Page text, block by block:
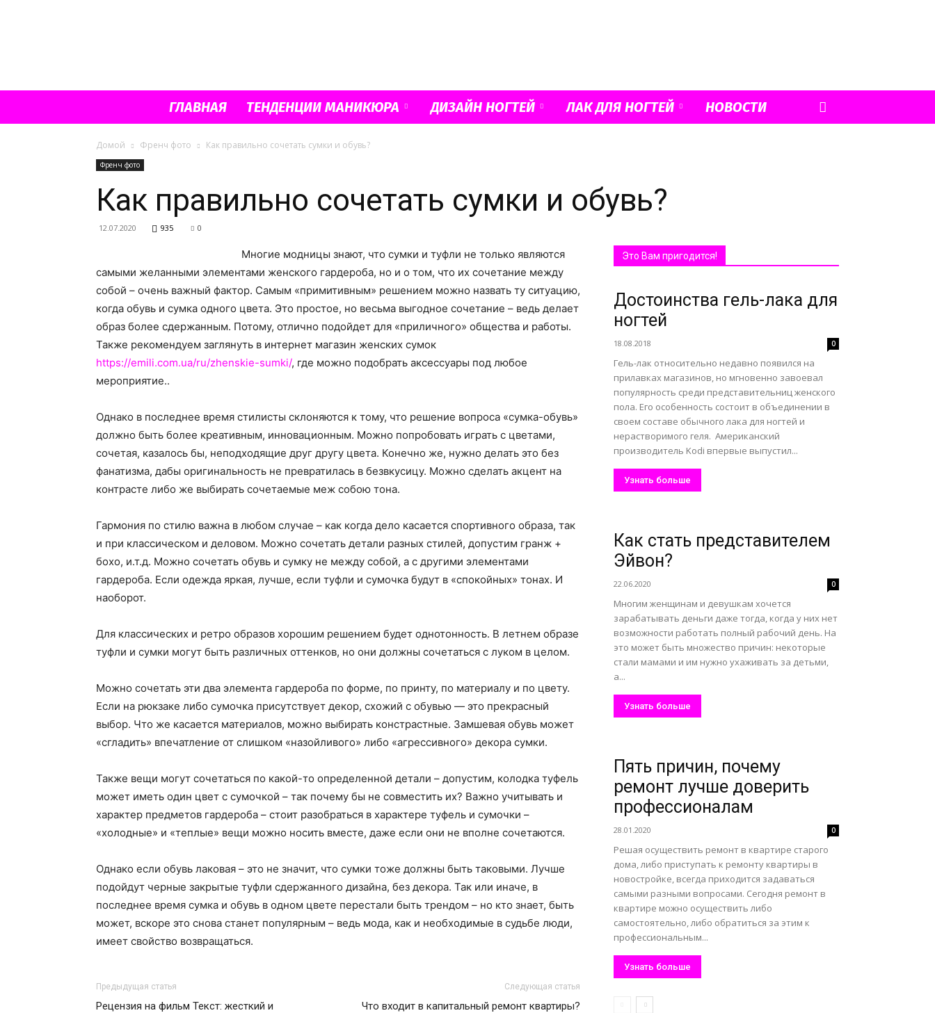
Французский
и
все
о
нем
ГЛАВНАЯ ТЕНДЕНЦИИ МАНИКЮРА ДИЗАЙН НОГТЕЙ ЛАК ДЛЯ НОГТЕЙ НОВОСТИ
Домой Френч фото Как правильно сочетать сумки и обувь?
Френч фото
Как правильно сочетать сумки и обувь?
12.07.2020 935 0
Многие модницы знают, что сумки и туфли не только являются
самыми желанными элементами женского гардероба, но и о том, что их сочетание между
собой – очень важный фактор. Самым «примитивным» решением можно назвать ту ситуацию,
когда обувь и сумка одного цвета. Это простое, но весьма выгодное сочетание – ведь делает
образ более сдержанным. Потому, отлично подойдет для «приличного» общества и работы.
Также рекомендуем заглянуть в интернет магазин женских сумок
https://emili.com.ua/ru/zhenskie-sumki/, где можно подобрать аксессуары под любое
мероприятие..
Однако в последнее время стилисты склоняются к тому, что решение вопроса «сумка-обувь»
должно быть более креативным, инновационным. Можно попробовать играть с цветами,
сочетая, казалось бы, неподходящие друг другу цвета. Конечно же, нужно делать это без
фанатизма, дабы оригинальность не превратилась в безвкусицу. Можно сделать акцент на
контрасте либо же выбирать сочетаемые меж собою тона.
Гармония по стилю важна в любом случае – как когда дело касается спортивного образа, так
и при классическом и деловом. Можно сочетать детали разных стилей, допустим гранж +
бохо, и.т.д. Можно сочетать обувь и сумку не между собой, а с другими элементами
гардероба. Если одежда яркая, лучше, если туфли и сумочка будут в «спокойных» тонах. И
наоборот.
Для классических и ретро образов хорошим решением будет однотонность. В летнем образе
туфли и сумки могут быть различных оттенков, но они должны сочетаться с луком в целом.
Можно сочетать эти два элемента гардероба по форме, по принту, по материалу и по цвету.
Если на рюкзаке либо сумочка присутствует декор, схожий с обувью — это прекрасный
выбор. Что же касается материалов, можно выбирать констрастные. Замшевая обувь может
«сгладить» впечатление от слишком «назойливого» либо «агрессивного» декора сумки.
Также вещи могут сочетаться по какой-то определенной детали – допустим, колодка туфель
может иметь один цвет с сумочкой – так почему бы не совместить их? Важно учитывать и
характер предметов гардероба – стоит разобраться в характере туфель и сумочки –
«холодные» и «теплые» вещи можно носить вместе, даже если они не вполне сочетаются.
Однако если обувь лаковая – это не значит, что сумки тоже должны быть таковыми. Лучше
подойдут черные закрытые туфли сдержанного дизайна, без декора. Так или иначе, в
последнее время сумка и обувь в одном цвете перестали быть трендом – но кто знает, быть
может, вскоре это снова станет популярным – ведь мода, как и необходимые в судьбе люди,
имеет свойство возвращаться.
Предыдущая статья
Рецензия на фильм Текст: жесткий и
Следующая статья
Что входит в капитальный ремонт квартиры?
Это Вам пригодится!
Достоинства гель-лака для
ногтей
18.08.2018 0
Гель-лак относительно недавно появился на
прилавках магазинов, но мгновенно завоевал
популярность среди представительниц женского
пола. Его особенность состоит в объединении в
своем составе обычного лака для ногтей и
нерастворимого геля. Американский
производитель Kodi впервые выпустил...
Узнать больше
Как стать представителем
Эйвон?
22.06.2020 0
Многим женщинам и девушкам хочется
зарабатывать деньги даже тогда, когда у них нет
возможности работать полный рабочий день. На
это может быть множество причин: некоторые
стали мамами и им нужно ухаживать за детьми,
а...
Узнать больше
Пять причин, почему
ремонт лучше доверить
профессионалам
28.01.2020 0
Решая осуществить ремонт в квартире старого
дома, либо приступать к ремонту квартиры в
новостройке, всегда приходится задаваться
самыми разными вопросами. Сегодня ремонт в
квартире можно осуществить либо
самостоятельно, либо обратиться за этим к
профессиональным...
Узнать больше